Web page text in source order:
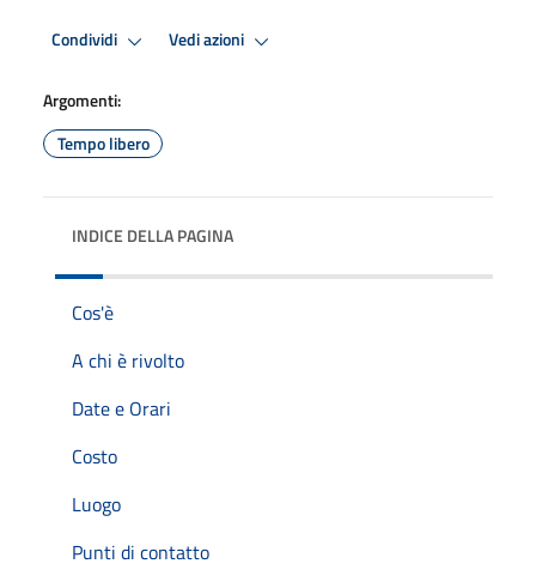
Condividi Vedi azioni
Argomenti:
Tempo libero
INDICE DELLA PAGINA
Cos'è
A chi è rivolto
Date e Orari
Costo
Luogo
Punti di contatto